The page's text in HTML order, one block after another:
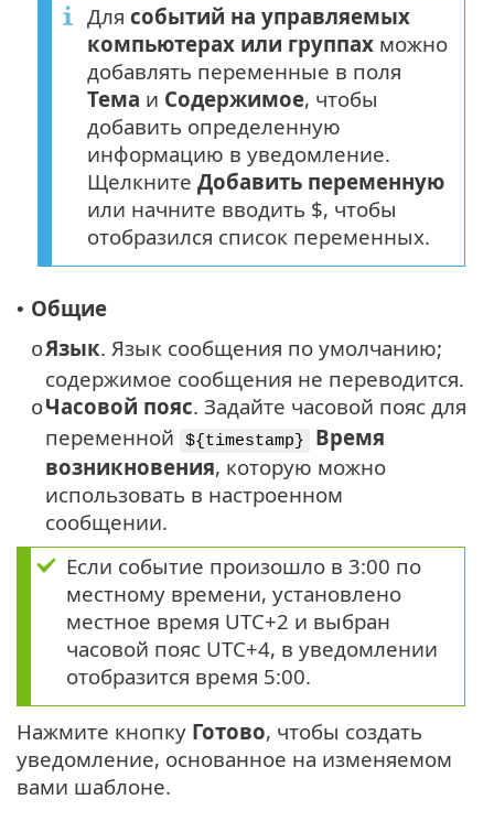
Для событий на управляемых
компьютерах или группах можно
добавлять переменные в поля
Тема и Содержимое, чтобы
добавить определенную
информацию в уведомление.
Щелкните Добавить переменную
или начните вводить $, чтобы
отобразился список переменных.
• Общие
oЯзык. Язык сообщения по умолчанию;
содержимое сообщения не переводится.
oЧасовой пояс. Задайте часовой пояс для
переменной
${timestamp}
Время
возникновения, которую можно
использовать в настроенном
сообщении.
Если событие произошло в 3:00 по
местному времени, установлено
местное время UTC+2 и выбран
часовой пояс UTC+4, в уведомлении
отобразится время 5:00.
Нажмите кнопку Готово, чтобы создать
уведомление, основанное на изменяемом
вами шаблоне.